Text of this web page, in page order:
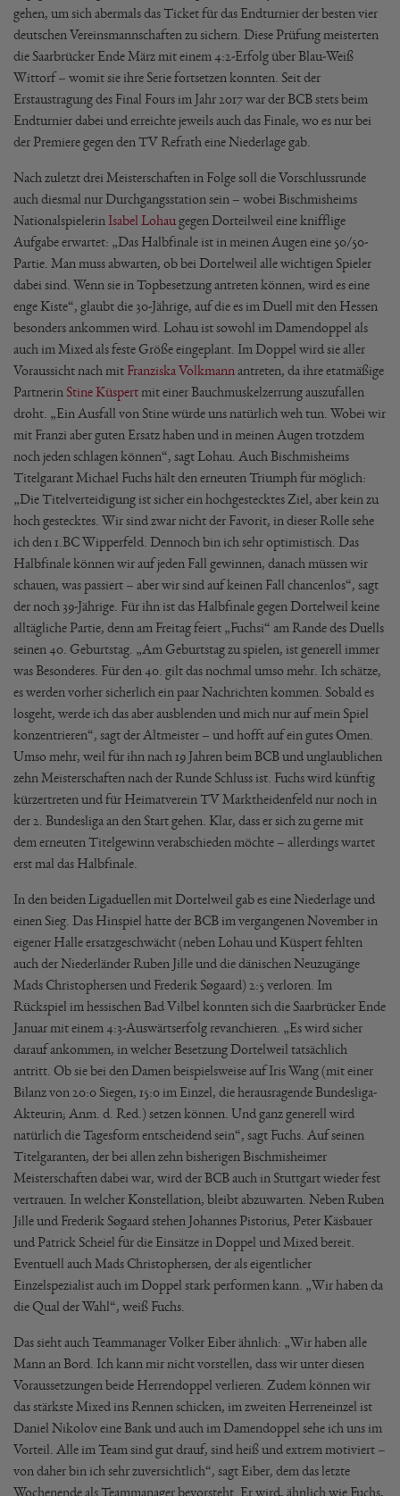
gehen, um sich abermals das Ticket für das Endturnier der besten vier
deutschen Vereinsmannschaften zu sichern. Diese Prüfung meisterten
die Saarbrücker Ende März mit einem 4:2-Erfolg über Blau-Weiß
Wittorf – womit sie ihre Serie fortsetzen konnten. Seit der
Erstaustragung des Final Fours im Jahr 2017 war der BCB stets beim
Endturnier dabei und erreichte jeweils auch das Finale, wo es nur bei
der Premiere gegen den TV Refrath eine Niederlage gab.
Nach zuletzt drei Meisterschaften in Folge soll die Vorschlussrunde
auch diesmal nur Durchgangsstation sein – wobei Bischmisheims
Nationalspielerin Isabel Lohau gegen Dorteilweil eine knifflige
Aufgabe erwartet: „Das Halbfinale ist in meinen Augen eine 50/50-
Partie. Man muss abwarten, ob bei Dortelweil alle wichtigen Spieler
dabei sind. Wenn sie in Topbesetzung antreten können, wird es eine
enge Kiste“, glaubt die 30-Jährige, auf die es im Duell mit den Hessen
besonders ankommen wird. Lohau ist sowohl im Damendoppel als
auch im Mixed als feste Größe eingeplant. Im Doppel wird sie aller
Voraussicht nach mit Franziska Volkmann antreten, da ihre etatmäßige
Partnerin Stine Küspert mit einer Bauchmuskelzerrung auszufallen
droht. „Ein Ausfall von Stine würde uns natürlich weh tun. Wobei wir
mit Franzi aber guten Ersatz haben und in meinen Augen trotzdem
noch jeden schlagen können“, sagt Lohau. Auch Bischmisheims
Titelgarant Michael Fuchs hält den erneuten Triumph für möglich:
„Die Titelverteidigung ist sicher ein hochgestecktes Ziel, aber kein zu
hoch gestecktes. Wir sind zwar nicht der Favorit, in dieser Rolle sehe
ich den 1.BC Wipperfeld. Dennoch bin ich sehr optimistisch. Das
Halbfinale können wir auf jeden Fall gewinnen, danach müssen wir
schauen, was passiert – aber wir sind auf keinen Fall chancenlos“, sagt
der noch 39-Jährige. Für ihn ist das Halbfinale gegen Dortelweil keine
alltägliche Partie, denn am Freitag feiert „Fuchsi“ am Rande des Duells
seinen 40. Geburtstag. „Am Geburtstag zu spielen, ist generell immer
was Besonderes. Für den 40. gilt das nochmal umso mehr. Ich schätze,
es werden vorher sicherlich ein paar Nachrichten kommen. Sobald es
losgeht, werde ich das aber ausblenden und mich nur auf mein Spiel
konzentrieren“, sagt der Altmeister – und hofft auf ein gutes Omen.
Umso mehr, weil für ihn nach 19 Jahren beim BCB und unglaublichen
zehn Meisterschaften nach der Runde Schluss ist. Fuchs wird künftig
kürzertreten und für Heimatverein TV Marktheidenfeld nur noch in
der 2. Bundesliga an den Start gehen. Klar, dass er sich zu gerne mit
dem erneuten Titelgewinn verabschieden möchte – allerdings wartet
erst mal das Halbfinale.
In den beiden Ligaduellen mit Dortelweil gab es eine Niederlage und
einen Sieg. Das Hinspiel hatte der BCB im vergangenen November in
eigener Halle ersatzgeschwächt (neben Lohau und Küspert fehlten
auch der Niederländer Ruben Jille und die dänischen Neuzugänge
Mads Christophersen und Frederik Søgaard) 2:5 verloren. Im
Rückspiel im hessischen Bad Vilbel konnten sich die Saarbrücker Ende
Januar mit einem 4:3-Auswärtserfolg revanchieren. „Es wird sicher
darauf ankommen, in welcher Besetzung Dortelweil tatsächlich
antritt. Ob sie bei den Damen beispielsweise auf Iris Wang (mit einer
Bilanz von 20:0 Siegen, 15:0 im Einzel, die herausragende Bundesliga-
Akteurin; Anm. d. Red.) setzen können. Und ganz generell wird
natürlich die Tagesform entscheidend sein“, sagt Fuchs. Auf seinen
Titelgaranten, der bei allen zehn bisherigen Bischmisheimer
Meisterschaften dabei war, wird der BCB auch in Stuttgart wieder fest
vertrauen. In welcher Konstellation, bleibt abzuwarten. Neben Ruben
Jille und Frederik Søgaard stehen Johannes Pistorius, Peter Käsbauer
und Patrick Scheiel für die Einsätze in Doppel und Mixed bereit.
Eventuell auch Mads Christophersen, der als eigentlicher
Einzelspezialist auch im Doppel stark performen kann. „Wir haben da
die Qual der Wahl“, weiß Fuchs.
Das sieht auch Teammanager Volker Eiber ähnlich: „Wir haben alle
Mann an Bord. Ich kann mir nicht vorstellen, dass wir unter diesen
Voraussetzungen beide Herrendoppel verlieren. Zudem können wir
das stärkste Mixed ins Rennen schicken, im zweiten Herreneinzel ist
Daniel Nikolov eine Bank und auch im Damendoppel sehe ich uns im
Vorteil. Alle im Team sind gut drauf, sind heiß und extrem motiviert –
von daher bin ich sehr zuversichtlich“, sagt Eiber, dem das letzte
Wochenende als Teammanager bevorsteht. Er wird, ähnlich wie Fuchs,